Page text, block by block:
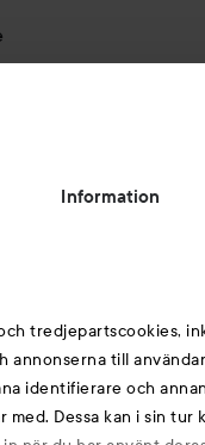
Information
tredjepartscookies,
till
identifierare och
Dessa kan i sin
Fragrances of the
också gillar